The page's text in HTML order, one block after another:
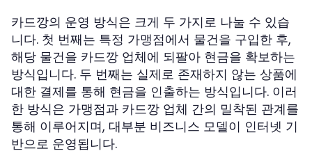
카드깡의 운영 방식은 크게 두 가지로 나눌 수 있습
니다. 첫 번째는 특정 가맹점에서 물건을 구입한 후,
해당 물건을 카드깡 업체에 되팔아 현금을 확보하는
방식입니다. 두 번째는 실제로 존재하지 않는 상품에
대한 결제를 통해 현금을 인출하는 방식입니다. 이러
한 방식은 가맹점과 카드깡 업체 간의 밀착된 관계를
통해 이루어지며, 대부분 비즈니스 모델이 인터넷 기
반으로 운영됩니다.